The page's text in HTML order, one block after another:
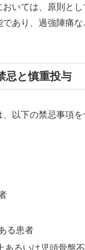
いては、原則と
あり、過強陣痛
忌と慎重投与
以下の禁忌事項
る患者
あるいは児頭骨盤